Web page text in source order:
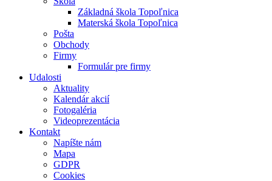
Základná škola Topoľnica
Materská škola Topoľnica
Pošta
Obchody
Firmy
Formulár pre firmy
Udalosti
Aktuality
Kalendár akcií
Fotogaléria
Videoprezentácia
Kontakt
Napíšte nám
Mapa
GDPR
Cookies